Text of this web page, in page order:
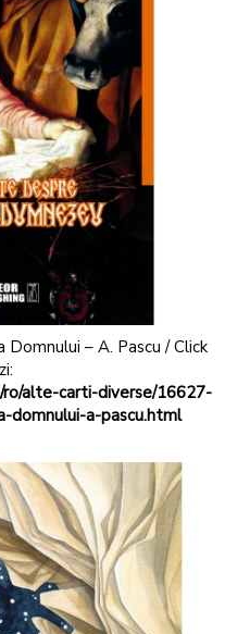
– A. Pascu / Click
alte-carti-diverse/16627-
a-pascu.html